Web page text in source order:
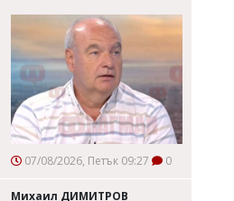
07/08/2026, Петък 09:27 0
Михаил ДИМИТРОВ